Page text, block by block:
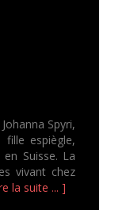
Spyri,
fille espiègle,
Suisse. La
vivant chez
la suite ... ]